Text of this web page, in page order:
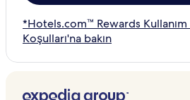
*Hotels.com™ Rewards
Koşulları'na bakın